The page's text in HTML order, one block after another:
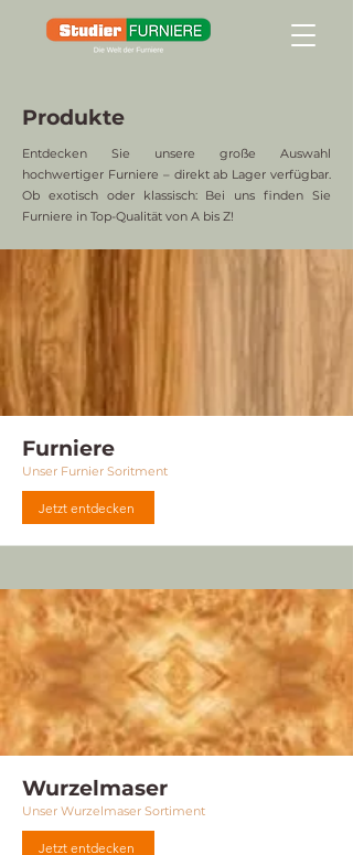
Produkte
Entdecken Sie unsere große Auswahl
hochwertiger Furniere – direkt ab Lager verfügbar.
Ob exotisch oder klassisch: Bei uns finden Sie
Furniere in Top-Qualität von A bis Z!
Furniere
Unser Furnier Soritment
Jetzt entdecken
Wurzelmaser
Unser Wurzelmaser Sortiment
Jetzt entdecken